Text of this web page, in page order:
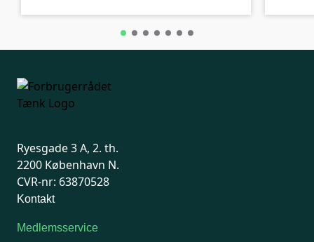
Ryesgade 3 A, 2. th.
2200 København N.
CVR-nr: 63870528
Kontakt
Medlemsservice